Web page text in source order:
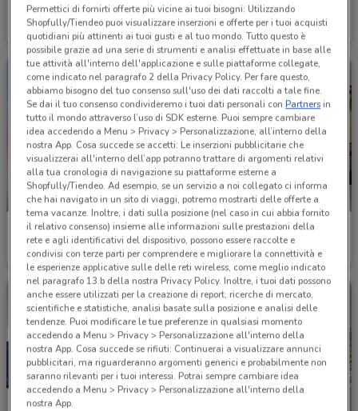
Coin
Scade il 14/09 4.8 km
Coin
Scade il 31/12
NUOVO
PEPCO
Scade mercoledì 4.9 km
Sergent Major
Scade il 31/08 4.9 km
Permettici di fornirti offerte più vicine ai tuoi bisogni: Utilizzando
Shopfully/Tiendeo puoi visualizzare inserzioni e offerte per i tuoi acquisti
quotidiani più attinenti ai tuoi gusti e al tuo mondo. Tutto questo è
possibile grazie ad una serie di strumenti e analisi effettuate in base alle
tue attività all'interno dell'applicazione e sulle piattaforme collegate,
come indicato nel paragrafo 2 della Privacy Policy. Per fare questo,
abbiamo bisogno del tuo consenso sull'uso dei dati raccolti a tale fine.
Se dai il tuo consenso condivideremo i tuoi dati personali conPartnersin
tutto il mondo attraverso l’uso di SDK esterne. Puoi sempre cambiare
idea accedendo a Menu > Privacy > Personalizzazione, all’interno della
nostra App. Cosa succede se accetti: Le inserzioni pubblicitarie che
visualizzerai all'interno dell’app potranno trattare di argomenti relativi
alla tua cronologia di navigazione su piattaforme esterne a
Shopfully/Tiendeo. Ad esempio, se un servizio a noi collegato ci informa
che hai navigato in un sito di viaggi, potremo mostrarti delle offerte a
tema vacanze. Inoltre, i dati sulla posizione (nel caso in cui abbia fornito
il relativo consenso) insieme alle informazioni sulle prestazioni della
rete e agli identificativi del dispositivo, possono essere raccolte e
condivisi con terze parti per comprendere e migliorare la connettività e
le esperienze applicative sulle delle reti wireless, come meglio indicato
nel paragrafo 13.b della nostra Privacy Policy. Inoltre, i tuoi dati possono
anche essere utilizzati per la creazione di report, ricerche di mercato,
scientifiche e statistiche, analisi basate sulla posizione e analisi delle
tendenze. Puoi modificare le tue preferenze in qualsiasi momento
accedendo a Menu > Privacy > Personalizzazione all'interno della
nostra App. Cosa succede se rifiuti: Continuerai a visualizzare annunci
pubblicitari, ma riguarderanno argomenti generici e probabilmente non
saranno rilevanti per i tuoi interessi. Potrai sempre cambiare idea
accedendo a Menu > Privacy > Personalizzazione all'interno della
nostra App.